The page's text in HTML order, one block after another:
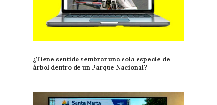
¿Tiene sentido sembrar una sola especie de
árbol dentro de un Parque Nacional?